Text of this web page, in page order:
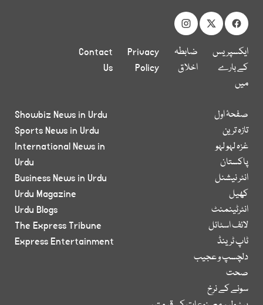
ایکسپریس
کے بارے
میں
ضابطہ
اخلاق
Privacy
Policy
Contact
Us
صفحۂ اول
تازہ ترین
غزہ لہو لہو
پاکستان
انٹر نیشنل
کھیل
انٹرٹینمنٹ
لائف اسٹائل
ٹاپ ٹرینڈ
دلچسپ و عجیب
صحت
سونے کے نرخ
Showbiz News in Urdu
Sports News in Urdu
International News in
Urdu
Business News in Urdu
Urdu Magazine
Urdu Blogs
The Express Tribune
Express Entertainment